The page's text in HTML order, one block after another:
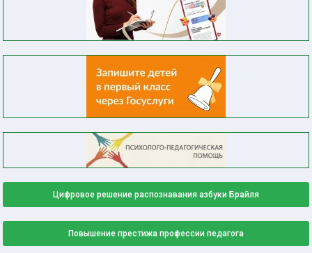
Цифровое решение распознавания азбуки Брайля
Повышение престижа профессии педагога